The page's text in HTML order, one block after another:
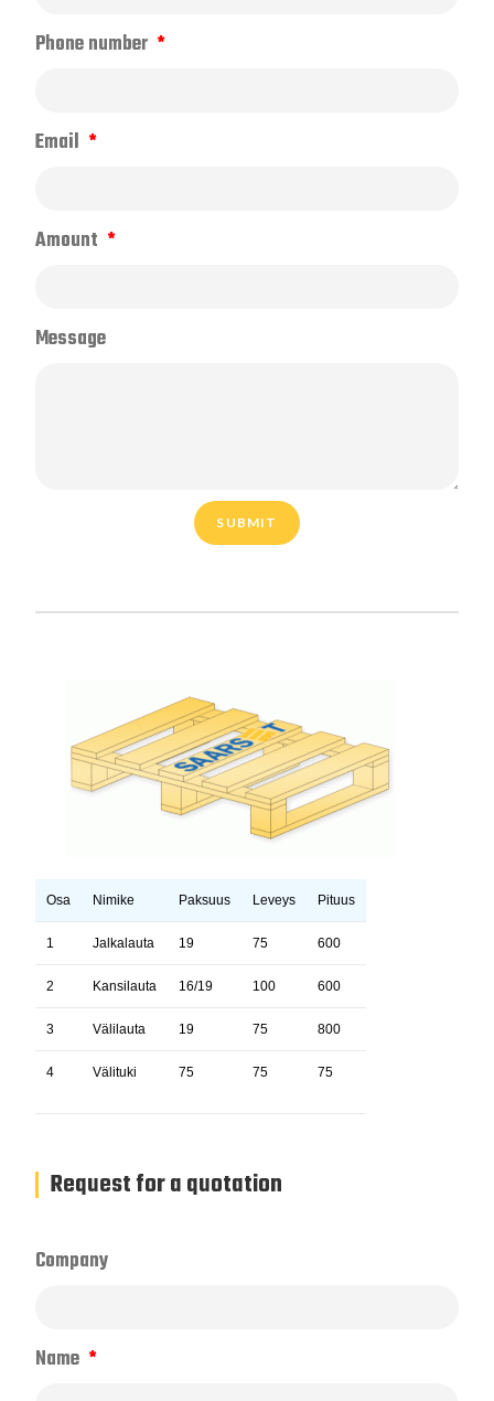
Phone number
Email
Amount
Message
SUBMIT
Osa Nimike Paksuus Leveys Pituus
1 Jalkalauta 19 75 600
2 Kansilauta 16/19 100 600
3 Välilauta 19 75 800
4 Välituki 75 75 75
Request for a quotation
Company
Name